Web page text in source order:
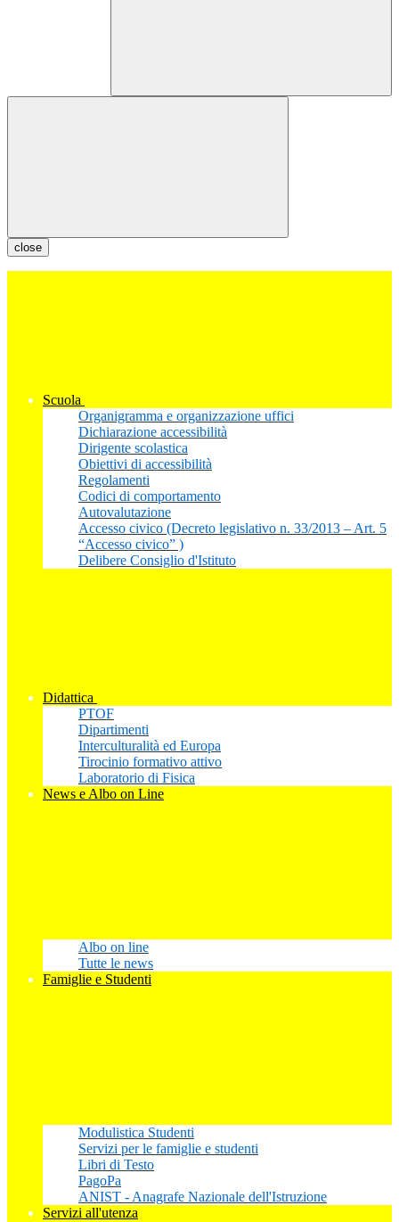
close
Scuola
Organigramma e organizzazione uffici
Dichiarazione accessibilità
Dirigente scolastica
Obiettivi di accessibilità
Regolamenti
Codici di comportamento
Autovalutazione
Accesso civico (Decreto legislativo n. 33/2013 – Art. 5
“Accesso civico” )
Delibere Consiglio d'Istituto
Didattica
PTOF
Dipartimenti
Interculturalità ed Europa
Tirocinio formativo attivo
Laboratorio di Fisica
News e Albo on Line
Albo on line
Tutte le news
Famiglie e Studenti
Modulistica Studenti
Servizi per le famiglie e studenti
Libri di Testo
PagoPa
ANIST - Anagrafe Nazionale dell'Istruzione
Servizi all'utenza